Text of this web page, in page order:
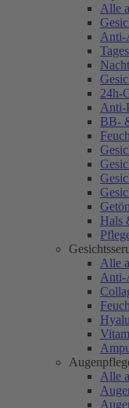
Alle
Anti-
24h-
Anti-
BB-
Hals
Alle
Anti-
Alle